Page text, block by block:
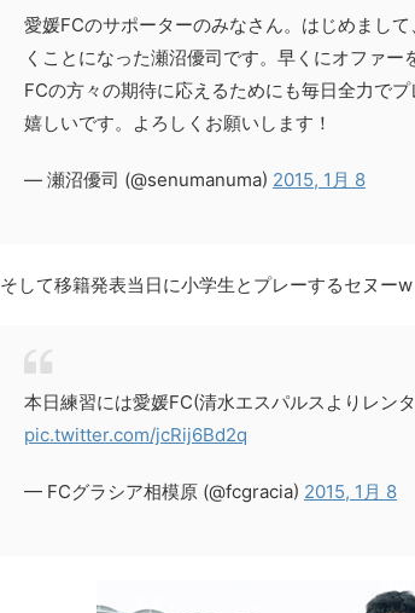
愛媛FCのサポーターのみなさん。はじめまし
くことになった瀬沼優司です。早くにオファ
FCの方々の期待に応えるためにも毎日全力で
嬉しいです。よろしくお願いします！
— 瀬沼優司 (@senumanuma) 2015, 1月 8
そして移籍発表当日に小学生とプレーするセヌーw
本日練習には愛媛FC(清水エスパルスよりレン
pic.twitter.com/jcRij6Bd2q
— FCグラシア相模原 (@fcgracia) 2015, 1月 8